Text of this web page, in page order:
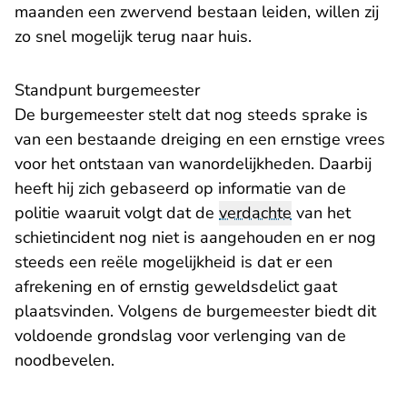
maanden een zwervend bestaan leiden, willen zij
zo snel mogelijk terug naar huis.
Standpunt burgemeester
De burgemeester stelt dat nog steeds sprake is
van een bestaande dreiging en een ernstige vrees
voor het ontstaan van wanordelijkheden. Daarbij
heeft hij zich gebaseerd op informatie van de
politie waaruit volgt dat de verdachte van het
schietincident nog niet is aangehouden en er nog
steeds een reële mogelijkheid is dat er een
afrekening en of ernstig geweldsdelict gaat
plaatsvinden. Volgens de burgemeester biedt dit
voldoende grondslag voor verlenging van de
noodbevelen.